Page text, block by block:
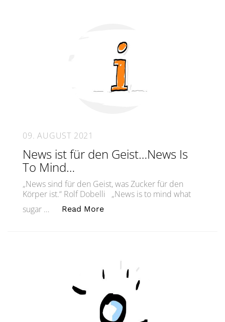
09. AUGUST 2021
News ist für den Geist…News Is
To Mind…
„News sind für den Geist, was Zucker für den
Körper ist.“ Rolf Dobelli „News is to mind what
sugar …
Read More„News ist für den Geist…News